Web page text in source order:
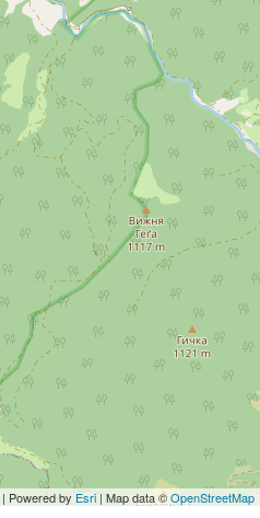
| Powered by Esri | Map data ©OpenStreetMap